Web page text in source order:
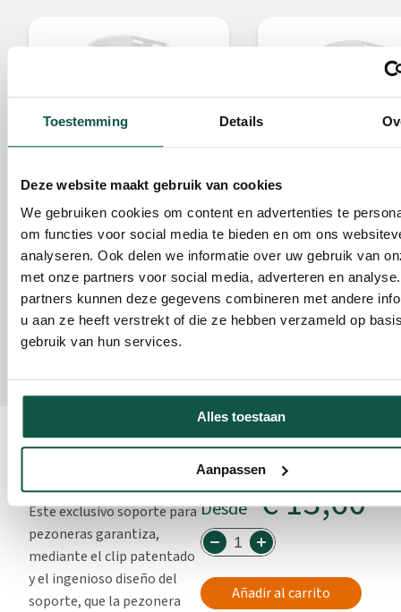
Toestemming Details
Deze website maakt gebruik van cookies
We gebruiken cookies om content en advertenties te
om functies voor social media te bieden en om ons
analyseren. Ook delen we informatie over uw gebruik van
met onze partners voor social media, adverteren en
partners kunnen deze gegevens combineren met andere
u aan ze heeft verstrekt of die ze hebben verzameld op
gebruik van hun services.
Alles toestaan
Aanpassen
MilkFeeder 1 con tetina
Código Art. 250560
En10,20
Cantidad recomendada por
Soporte para cubos de tetina
Solide:1 Pieza
MilkFeeder 1 con
Código Art. 250561
En12,75
Cantidad recomendada
Soporte para cubos de
Solide:1 Pieza
Acerca de este
Este exclusivo soporte para
pezoneras garantiza,
mediante el clip patentado
y el ingenioso diseño del
soporte, que la pezonera
Desde € 13,60
Añadir al carrito